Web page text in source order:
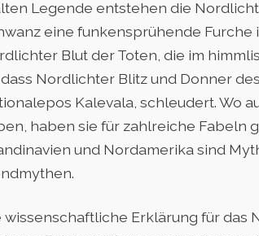
Legende entstehen die
eine funkensprühende
Blut der Toten, die im
dass Nordlichter Blitz und Donner
Kalevala, schleudert. Wo
haben sie für zahlreiche Fabeln
und Nordamerika sind
wissenschaftliche Erklärung für das